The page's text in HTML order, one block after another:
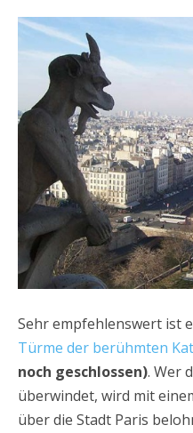
Sehr empfehlenswert ist
Türme der berühmten
noch geschlossen). Wer
überwindet, wird mit
über die Stadt Paris